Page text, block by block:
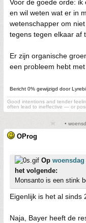
Voor de goede orde: ik
en wil weten wat er in
wetenschapper om
tegens tegen elkaar af
Er zijn organische
een probleem hebt met
Bericht 0% gewijzigd door
Good intentions and tender
often lead to ineffective — or
•
OProg
Op woensdag
het volgende:
Monsanto is een stink
Eigenlijk is het al sinds
Naja, Bayer heeft de